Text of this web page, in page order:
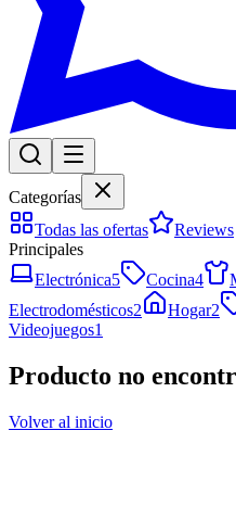
Categorías
Todas las ofertas
Reviews
Principales
Electrónica5 Cocina4
Electrodomésticos2 Hogar2
Videojuegos1
Producto no
Volver al inicio